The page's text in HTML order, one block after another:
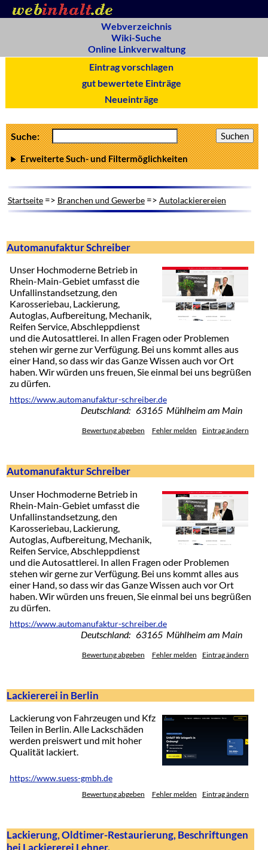
Webverzeichnis
Wiki-Suche
Online Linkverwaltung
Eintrag vorschlagen
gut bewertete Einträge
Neueinträge
Suche:
Erweiterte Such- und Filtermöglichkeiten
Startseite=> Branchen und Gewerbe=> Autolackierereien
Automanufaktur Schreiber
Unser Hochmoderne Betrieb in
Rhein-Main-Gebiet umfasst die
Unfallinstandsetzung, den
Karosseriebau, Lackierung,
Autoglas, Aufbereitung, Mechanik,
Reifen Service, Abschleppdienst
und die Autosattlerei. In allen Fragen oder Problemen
stehen wir gerne zur Verfügung. Bei uns kommt alles aus
einer Hand, so dass wir das Ganze Wissen auch vor Ort
haben. Wir würden uns freuen, Sie einmal bei uns begrüßen
zu dürfen.
https://www.automanufaktur-schreiber.de
Deutschland: 63165 Mühlheim am Main
Bewertung abgeben Fehler melden Eintrag ändern
Automanufaktur Schreiber
Unser Hochmoderne Betrieb in
Rhein-Main-Gebiet umfasst die
Unfallinstandsetzung, den
Karosseriebau, Lackierung,
Autoglas, Aufbereitung, Mechanik,
Reifen Service, Abschleppdienst
und die Autosattlerei. In allen Fragen oder Problemen
stehen wir gerne zur Verfügung. Bei uns kommt alles aus
einer Hand, so dass wir das Ganze Wissen auch vor Ort
haben. Wir würden uns freuen, Sie einmal bei uns begrüßen
zu dürfen.
https://www.automanufaktur-schreiber.de
Deutschland: 63165 Mühlheim am Main
Bewertung abgeben Fehler melden Eintrag ändern
Lackiererei in Berlin
Lackierung von Fahrzeugen und Kfz
Teilen in Berlin. Alle Lackschäden
werden preiswert und mit hoher
Qualität lackiert.
https://www.suess-gmbh.de
Bewertung abgeben Fehler melden Eintrag ändern
Lackierung, Oldtimer-Restaurierung, Beschriftungen
bei Lackiererei Lehner.